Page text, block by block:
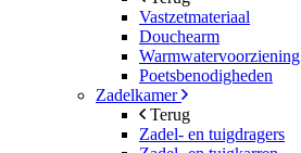
Vastzetmateriaal
Douchearm
Warmwatervoorziening
Poetsbenodigheden
Zadelkamer
Terug
Zadel- en tuigdragers